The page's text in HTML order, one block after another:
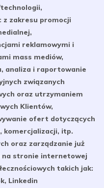
z zakresu promocji
reklamowymi i
mass mediów,
analiza i raportowanie
związanych
oraz utrzymaniem
Klientów,
ofert dotyczących
komercjalizacji, itp.
oraz zarządzanie już
stronie internetowej
takich jak:
Linkedin